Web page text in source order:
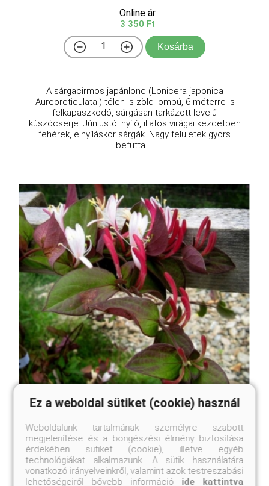
Online ár
3 350 Ft
Kosárba
A sárgacirmos japánlonc (Lonicera japonica
'Aureoreticulata') télen is zöld lombú, 6 méterre is
felkapaszkodó, sárgásan tarkázott levelű
kúszócserje. Júniustól nyíló, illatos virágai kezdetben
fehérek, elnyíláskor sárgák. Nagy felületek gyors
befutta ...
Bordólevelű japán lonc
Lonicera japonica 'Purpurea'
Online ár
5 350 Ft
Ez a weboldal sütiket (cookie) használ
Weboldalunk tartalmának személyre szabott
megjelenítése és a böngészési élmény biztosítása
érdekében sütiket (cookie), illetve egyéb
technológiákat alkalmazunk. A sütik használatára
vonatkozó irányelveinkről, valamint azok testreszabási
lehetőségeiről bővebb információ ide kattintva